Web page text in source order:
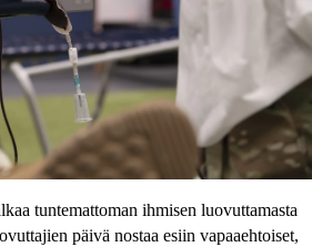
tuntemattoman ihmisen luovuttamasta
päivä nostaa esiin vapaaehtoiset,